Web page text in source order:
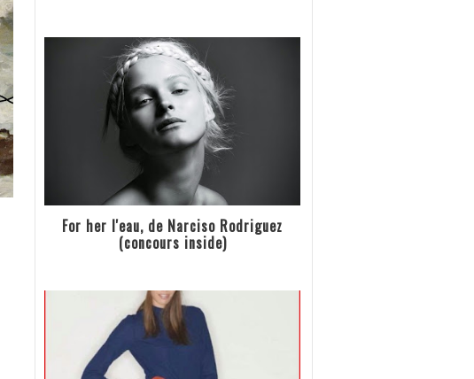
For her l'eau, de Narciso Rodriguez
(concours inside)